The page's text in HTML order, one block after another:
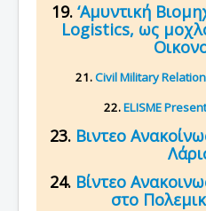
19. ‘Αμυντική
Logistics, ως
21.Civil Military
22.ELISME
23. Βιντεο
24. Βίντεο
στο